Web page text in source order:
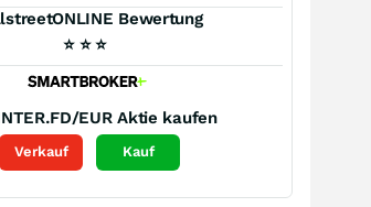
Bewertung
⭐ ⭐ ⭐
EUR Aktie kaufen
Verkauf Kauf